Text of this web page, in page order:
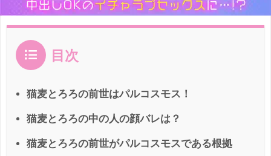
目次
猫麦とろろの前世はパルコスモス！
猫麦とろろの中の人の顔バレは？
猫麦とろろの前世がパルコスモスである根拠